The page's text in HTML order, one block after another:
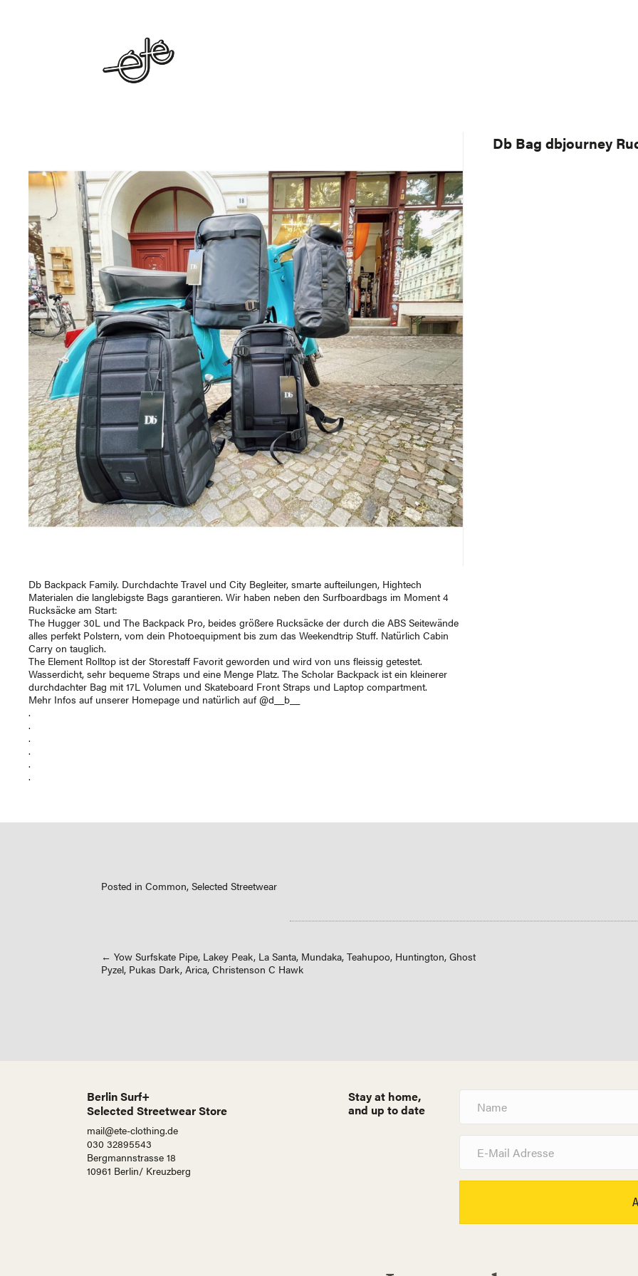
Db Backpack Family. Durchdachte Travel und City Begleiter, smarte aufteilungen, Hightech
Materialen die langlebigste Bags garantieren. Wir haben neben den Surfboardbags im Moment 4
Rucksäcke am Start:
The Hugger 30L und The Backpack Pro, beides größere Rucksäcke der durch die ABS Seitewände
alles perfekt Polstern, vom dein Photoequipment bis zum das Weekendtrip Stuff. Natürlich Cabin
Carry on tauglich.
The Element Rolltop ist der Storestaff Favorit geworden und wird von uns fleissig getestet.
Wasserdicht, sehr bequeme Straps und eine Menge Platz. The Scholar Backpack ist ein kleinerer
durchdachter Bag mit 17L Volumen und Skateboard Front Straps und Laptop compartment.
Mehr Infos auf unserer Homepage und natürlich auf @d__b__
.
.
.
.
.
.
Db Bag dbjourney
Posted in Common, Selected Streetwear
Posts
navigation
← Yow Surfskate Pipe, Lakey Peak, La Santa, Mundaka, Teahupoo, Huntington, Ghost
Pyzel, Pukas Dark, Arica, Christenson C Hawk
Berlin Surf+
Selected Streetwear Store
mail@ete-clothing.de
030 32895543
Bergmannstrasse 18
10961 Berlin/ Kreuzberg
Stay at home,
and up to date
a